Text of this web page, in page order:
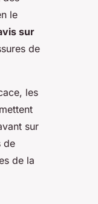
le
sur
de
les
sur
de
de la